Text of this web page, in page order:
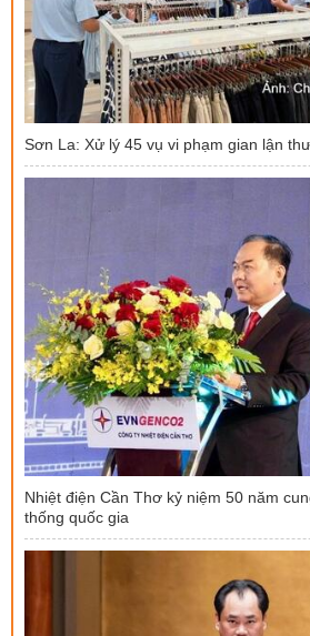
Sơn La: Xử lý 45 vụ vi phạm gian lận
Nhiệt điện Cần Thơ kỷ niệm 50 năm
thống quốc gia